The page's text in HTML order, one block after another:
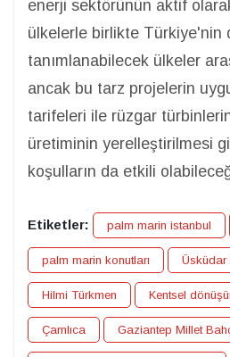
enerji sektörünün aktif
ülkelerle birlikte Türkiye'nin
tanımlanabilecek ülkeler
ancak bu tarz projelerin
tarifeleri ile rüzgar
üretiminin yerelleştirilmesi
koşulların da etkili
Etiketler: palm marin istanbul
palm marin konutları Üsküdar
Hilmi Türkmen Kentsel
Çamlıca Gaziantep Millet